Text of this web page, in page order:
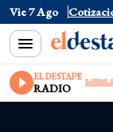
Vie 7 Ago
Dólar CCL $1577.3
EL DESTAPE
RADIO